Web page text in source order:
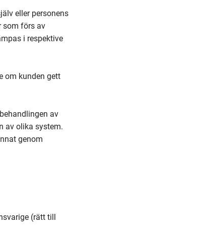
eller personens
som förs av
i respektive
om kunden gett
av
av olika system.
genom
(rätt till